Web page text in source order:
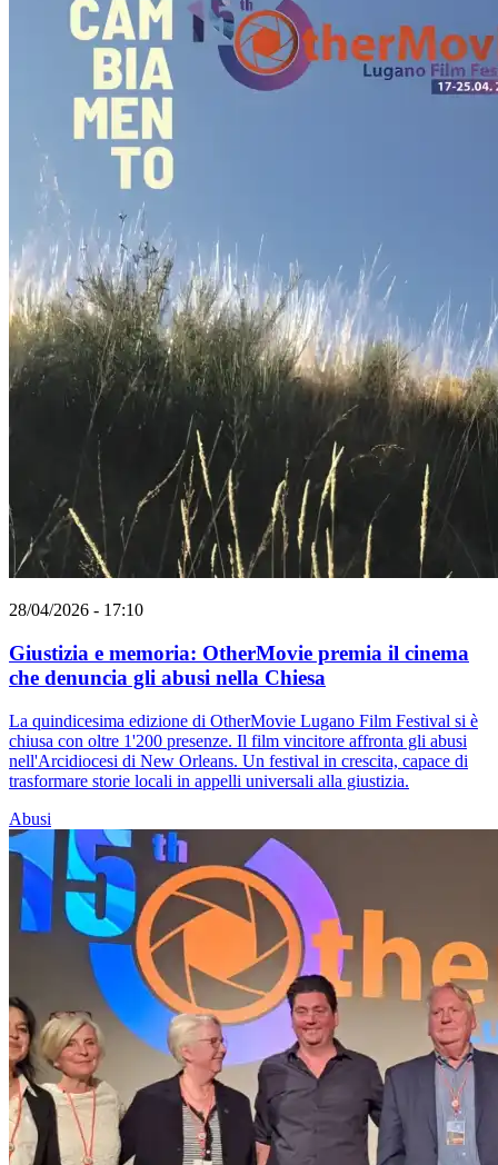
28/04/2026 - 17:10
Giustizia e memoria: OtherMovie premia il cinema
che denuncia gli abusi nella Chiesa
La quindicesima edizione di OtherMovie Lugano Film Festival si è
chiusa con oltre 1'200 presenze. Il film vincitore affronta gli abusi
nell'Arcidiocesi di New Orleans. Un festival in crescita, capace di
trasformare storie locali in appelli universali alla giustizia.
Abusi